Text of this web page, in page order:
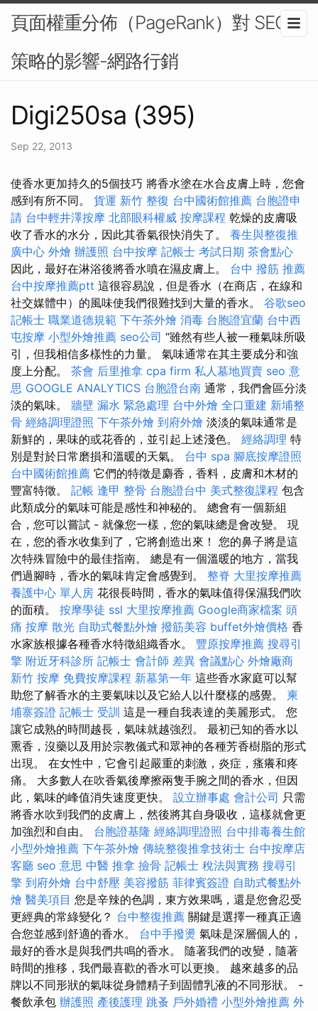
頁面權重分佈（PageRank）對 SEO
策略的影響-網路行銷
Digi250sa (395)
Sep 22, 2013
使香水更加持久的5個技巧 將香水塗在水合皮膚上時，您會
感到有所不同。 貨運 新竹 整復 台中國術館推薦 台胞證申
請 台中輕井澤按摩 北部眼科權威 按摩課程 乾燥的皮膚吸
收了香水的水分，因此其香氣很快消失了。 養生與整復推
廣中心 外燴 辦護照 台中按摩 記帳士 考試日期 茶會點心
因此，最好在淋浴後將香水噴在濕皮膚上。 台中 撥筋 推薦
台中按摩推薦ptt 這很容易說，但是香水（在商店，在線和
社交媒體中）的風味使我們很難找到大量的香水。 谷歌seo
記帳士 職業道德規範 下午茶外燴 消毒 台胞證宜蘭 台中西
屯按摩 小型外燴推薦 seo公司 “雖然有些人被一種氣味所吸
引，但我相信多樣性的力量。 氣味通常在其主要成分和強
度上分配。 茶會 后里推拿 cpa firm 私人墓地買賣 seo 意
思 GOOGLE ANALYTICS 台胞證台南 通常，我們會區分淡
淡的氣味。 牆壁 漏水 緊急處理 台中外燴 全口重建 新埔整
骨 經絡調理證照 下午茶外燴 到府外燴 淡淡的氣味通常是
新鮮的，果味的或花香的，並引起上述淺色。 經絡調理 特
別是對於日常磨損和溫暖的天氣。 台中 spa 腳底按摩證照
台中國術館推薦 它們的特徵是麝香，香料，皮膚和木材的
豐富特徵。 記帳 逢甲 整骨 台胞證台中 美式整復課程 包含
此類成分的氣味可能是感性和神秘的。 總會有一個新組
合，您可以嘗試 - 就像您一樣，您的氣味總是會改變。 現
在，您的香水收集到了，它將創造出來！ 您的鼻子將是這
次特殊冒險中的最佳指南。 總是有一個溫暖的地方，當我
們過腳時，香水的氣味肯定會感覺到。 整脊 大里按摩推薦
養護中心 單人房 花很長時間，香水的氣味值得保濕我們吹
的面積。 按摩學徒 ssl 大里按摩推薦 Google商家檔案 頭
痛 按摩 散光 自助式餐點外燴 撥筋美容 buffet外燴價格 香
水家族根據各種香水特徵組織香水。 豐原按摩推薦 搜尋引
擎 附近牙科診所 記帳士 會計師 差異 會議點心 外燴廠商
新竹 按摩 免費按摩課程 新墓第一年 這些香水家庭可以幫
助您了解香水的主要氣味以及它給人以什麼樣的感覺。 柬
埔寨簽證 記帳士 受訓 這是一種自我表達的美麗形式。 您
讓它成熟的時間越長，氣味就越強烈。 最初已知的香水以
熏香，沒藥以及用於宗教儀式和眾神的各種芳香樹脂的形式
出現。 在女性中，它會引起嚴重的刺激，炎症，瘙癢和疼
痛。 大多數人在吹香氣後摩擦兩隻手腕之間的香水，但因
此，氣味的峰值消失速度更快。 設立辦事處 會計公司 只需
將香水吹到我們的皮膚上，然後將其自身吸收，這樣就會更
加強烈和自由。 台胞證基隆 經絡調理證照 台中排毒養生館
小型外燴推薦 下午茶外燴 傳統整復推拿技術士 台中按摩店
客廳 seo 意思 中醫 推拿 撿骨 記帳士 稅法與實務 搜尋引
擎 到府外燴 台中舒壓 美容撥筋 菲律賓簽證 自助式餐點外
燴 醫美項目 您是辛辣的色調，東方效果嗎，還是您會忍受
更經典的常綠變化？ 台中整復推薦 關鍵是選擇一種真正適
合您並感到舒適的香水。 台中手撥燙 氣味是深層個人的，
最好的香水是與我們共鳴的香水。 隨著我們的改變，隨著
時間的推移，我們最喜歡的香水可以更換。 越來越多的品
牌以不同形狀的氣味從身體精子到固體乳液的不同形狀。 -
餐飲承包 辦護照 產後護理 跳蚤 戶外婚禮 小型外燴推薦 外